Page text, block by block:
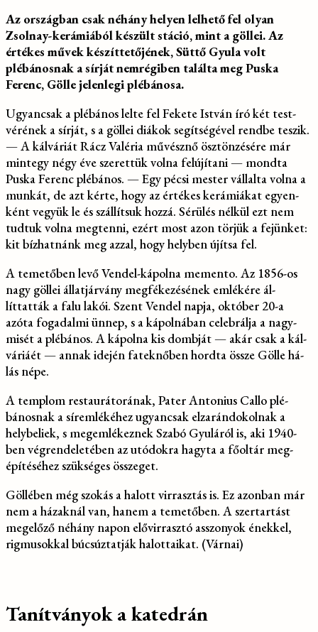
Az országban csak néhány helyen lelhető fel olyan
Zsolnay-kerámiából ké­szült stáció, mint a göllei. Az
értékes művek készít­tetőjének, Süttő Gyula volt
plébánosnak a sírját nem­régiben találta meg Puska
Ferenc, Gölle jelenlegi plé­bánosa.
Ugyancsak a plébános lelte fel Fekete István író két test­
vérének a sírját, s a göllei diá­kok segítségével rendbe te­szik.
— A kálváriát Rácz Valéria művésznő ösztönzésére már
mintegy négy éve szerettük volna felújítani — mondta
Puska Ferenc plébános. — Egy pécsi mester vállalta volna a
munkát, de azt kérte, hogy az értékes kerámiákat egyen­
ként vegyük le és szállítsuk hozzá. Sérülés nélkül ezt nem
tudtuk volna megtenni, ezért most azon törjük a fe­jünket:
kit bízhatnánk meg azzal, hogy helyben újítsa fel.
A temetőben levő Vendel-kápolna memento. Az 1856-os
nagy göllei állatjárvány megfékezésének emlékére ál­
líttatták a falu lakói. Szent Vendel napja, október 20-a
azóta fogadalmi ünnep, s a kápolnában celebrálja a nagy­
misét a plébános. A kápolna kis dombját — akár csak a kál­
váriáét — annak idején fateknőben hordta össze Gölle há­
lás népe.
A templom restaurátorá­nak, Pater Antonius Callo plé­
bánosnak a síremlékéhez ugyancsak elzarándokolnak a
helybeliek, s megemlékeznek Szabó Gyuláról is, aki 1940-
ben végrendeletében az utó­dokra hagyta a főoltár meg­
építéséhez szükséges össze­get.
Göllében még szokás a hal­ott virrasztás is. Ez azonban már
nem a házaknál van, ha­nem a temetőben. A szertar­tást
megelőző néhány napon elővirrasztó asszonyok ének­kel,
rigmusokkal búcsúztat­ják halottaikat. (Várnai)
Tanítványok a katedrán